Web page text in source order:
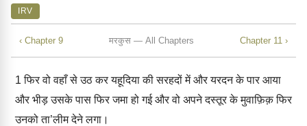
IRV
‹ Chapter 9 मरकुस — All Chapters Chapter 11 ›
1 फिर वो वहाँ से उठ कर यहूदिया की सरहदों में और यरदन के पार आया
और भीड़ उसके पास फिर जमा हो गई और वो अपने दस्तूर के मुवाफ़िक़ फिर
उनको ता’लीम देने लगा।